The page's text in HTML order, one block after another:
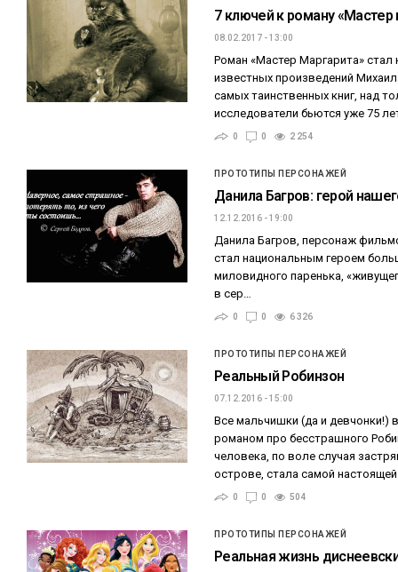
7 ключей к роману «Мастер
08.02.2017 - 13:00
Роман «Мастер Маргарита»
известных произведений
самых таинственных книг, над
исследователи бьются уже 75
0 0 2 254
ПРОТОТИПЫ ПЕРСОНАЖЕЙ
Данила Багров: герой
12.12.2016 - 19:00
Данила Багров, персонаж
стал национальным героем
миловидного паренька,
в сер…
0 0 6 326
ПРОТОТИПЫ ПЕРСОНАЖЕЙ
Реальный Робинзон
07.12.2016 - 15:00
Все мальчишки (да и девчонки!)
романом про бесстрашного
человека, по воле случая
острове, стала самой
0 0 504
ПРОТОТИПЫ ПЕРСОНАЖЕЙ
Реальная жизнь